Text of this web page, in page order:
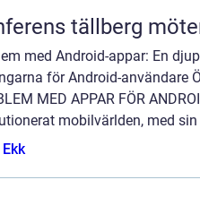
med Android-appar: En
för Android-användare
MED APPAR FÖR
mobilvärlden, med